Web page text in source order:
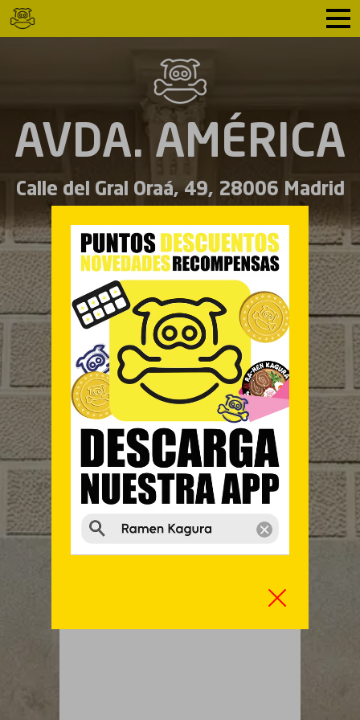
AVDA. AMÉRICA
Calle del Gral Oraá, 49, 28006 Madrid
Español English
CARTA
MENÚ DEL MEDIO DÍA
13:00 – 16:00 ● 20:30 – 23:30
Información y reservas:
912 35 71 91